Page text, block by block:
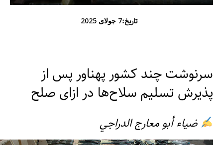
تاریخ:7 جولای 2025
سرنوشت چند کشور پهناور پس از
پذیرش تسلیم سلاح‌ها در ازای صلح
ضیاء أبو معارج الدراجي